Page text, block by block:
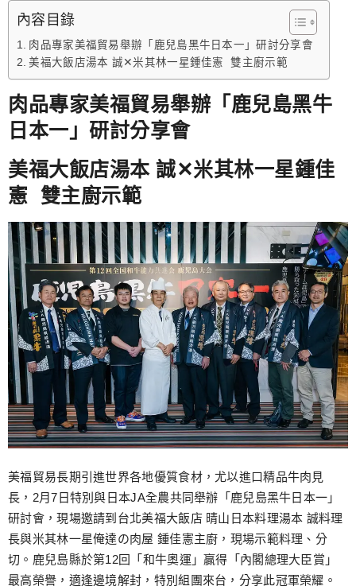
容
內容目錄
肉品專家美福貿易舉辦「鹿兒島黑牛日本一」研討分享會
美福大飯店湯本 誠✕米其林一星鍾佳憲 雙主廚示範
肉品專家美福貿易舉辦「鹿兒島黑牛
日本一」研討分享會
美福大飯店湯本 誠✕米其林一星鍾佳
憲 雙主廚示範
美福貿易長期引進世界各地優質食材，尤以進口精品牛肉見
長，2月7日特別與日本JA全農共同舉辦「鹿兒島黑牛日本一」
研討會，現場邀請到台北美福大飯店 晴山日本料理湯本 誠料理
長與米其林一星俺達の肉屋 鍾佳憲主廚，現場示範料理、分
切。鹿兒島縣於第12回「和牛奧運」贏得「內閣總理大臣賞」
最高榮譽，適逢邊境解封，特別組團來台，分享此冠軍榮耀。